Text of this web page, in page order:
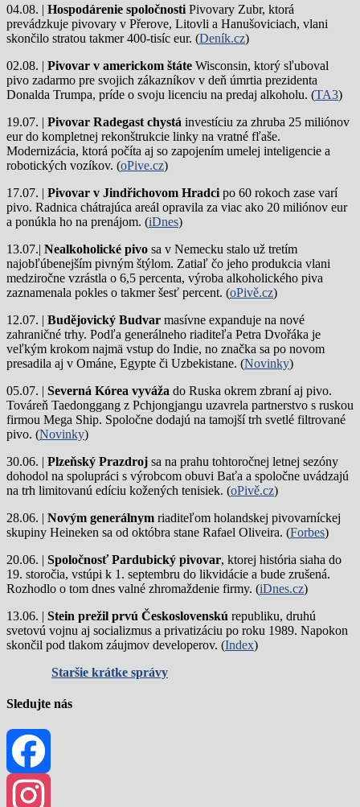
04.08. | Hospodárenie spoločnosti Pivovary Zubr, ktorá
prevádzkuje pivovary v Přerove, Litovli a Hanušoviciach, vlani
skončilo stratou takmer 400-tisíc eur. (Deník.cz)
02.08. | Pivovar v americkom štáte Wisconsin, ktorý sľuboval
pivo zadarmo pre svojich zákazníkov v deň úmrtia prezidenta
Donalda Trumpa, príde o svoju licenciu na predaj alkoholu. (TA3)
19.07. | Pivovar Radegast chystá investíciu za zhruba 25 miliónov
eur do kompletnej rekonštrukcie linky na vratné fľaše.
Modernizácia, ktorá počíta aj so zapojením umelej inteligencie a
robotických vozíkov. (oPive.cz)
17.07. | Pivovar v Jindřichovom Hradci po 60 rokoch zase varí
pivo. Radnica chátrajúca areál opravila za viac ako 20 miliónov eur
a ponúkla ho na prenájom. (iDnes)
13.07.| Nealkoholické pivo sa v Nemecku stalo už tretím
najobľúbenejším pivným štýlom. Zatiaľ čo jeho produkcia vlani
medziročne vzrástla o 6,5 percenta, výroba alkoholického piva
zaznamenala pokles o takmer šesť percent. (oPivě.cz)
12.07. | Budějovický Budvar masívne expanduje na nové
zahraničné trhy. Podľa generálneho riaditeľa Petra Dvořáka je
veľkým krokom najmä vstup do Indie, no značka sa po novom
presadila aj v Ománe, Egypte či Uzbekistane. (Novinky)
05.07. | Severná Kórea vyváža do Ruska okrem zbraní aj pivo.
Továreň Taedonggang z Pchjongjangu uzavrela partnerstvo s ruskou
firmou Mega Ship. Spoločne dodajú na tamojší trh svetlé filtrované
pivo. (Novinky)
30.06. | Plzeňský Prazdroj sa na prahu tohtoročnej letnej sezóny
dohodol na spolupráci s výrobcom obuvi Baťa a spoločne uvádzajú
na trh limitovanú edíciu kožených tenisiek. (oPivě.cz)
28.06. | Novým generálnym riaditeľom holandskej pivovarníckej
skupiny Heineken sa od októbra stane Rafael Oliveira. (Forbes)
20.06. | Spoločnosť Pardubický pivovar, ktorej história siaha do
19. storočia, vstúpi k 1. septembru do likvidácie a bude zrušená.
Rozhodlo o tom dnes valné zhromaždenie firmy. (iDnes.cz)
13.06. | Stein prežil prvú Československú republiku, druhú
svetovú vojnu aj socializmus a privatizáciu po roku 1989. Napokon
skončil pod tlakom záujmov developerov. (Index)
Staršie krátke správy
Sledujte nás
Facebook